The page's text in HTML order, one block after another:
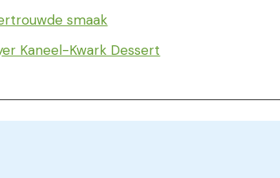
smaak
Kaneel-Kwark Dessert